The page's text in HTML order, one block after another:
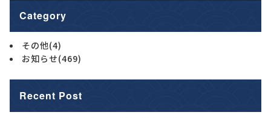
Category
その他(4)
お知らせ(469)
Recent Post